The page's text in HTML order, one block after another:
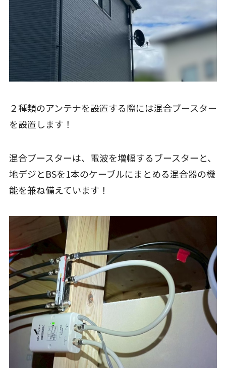
２種類のアンテナを設置する際には混合ブースター
を設置します！
混合ブースターは、電波を増幅するブースターと、
地デジとBSを1本のケーブルにまとめる混合器の機
能を兼ね備えています！